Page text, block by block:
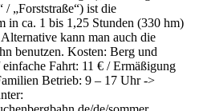
/ „Forststraße“) ist die
in ca. 1 bis 1,25 Stunden (330 hm)
kann man auch die
benutzen. Kosten: Berg und
Fahrt: 11 € / Ermäßigung
Betrieb: 9 – 17 Uhr ->